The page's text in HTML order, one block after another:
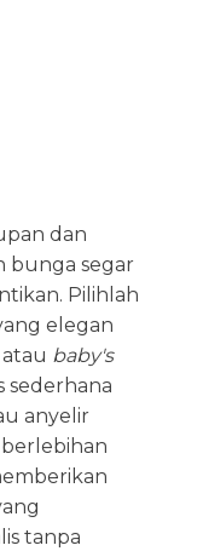
dan
bunga segar
Pilihlah
elegan
baby's
sederhana
anyelir
tanpa